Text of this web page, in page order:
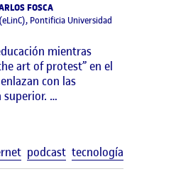
FOSCA
Pontificia Universidad
mientras
art of protest” en el
con las
superior. …
podcast tecnología